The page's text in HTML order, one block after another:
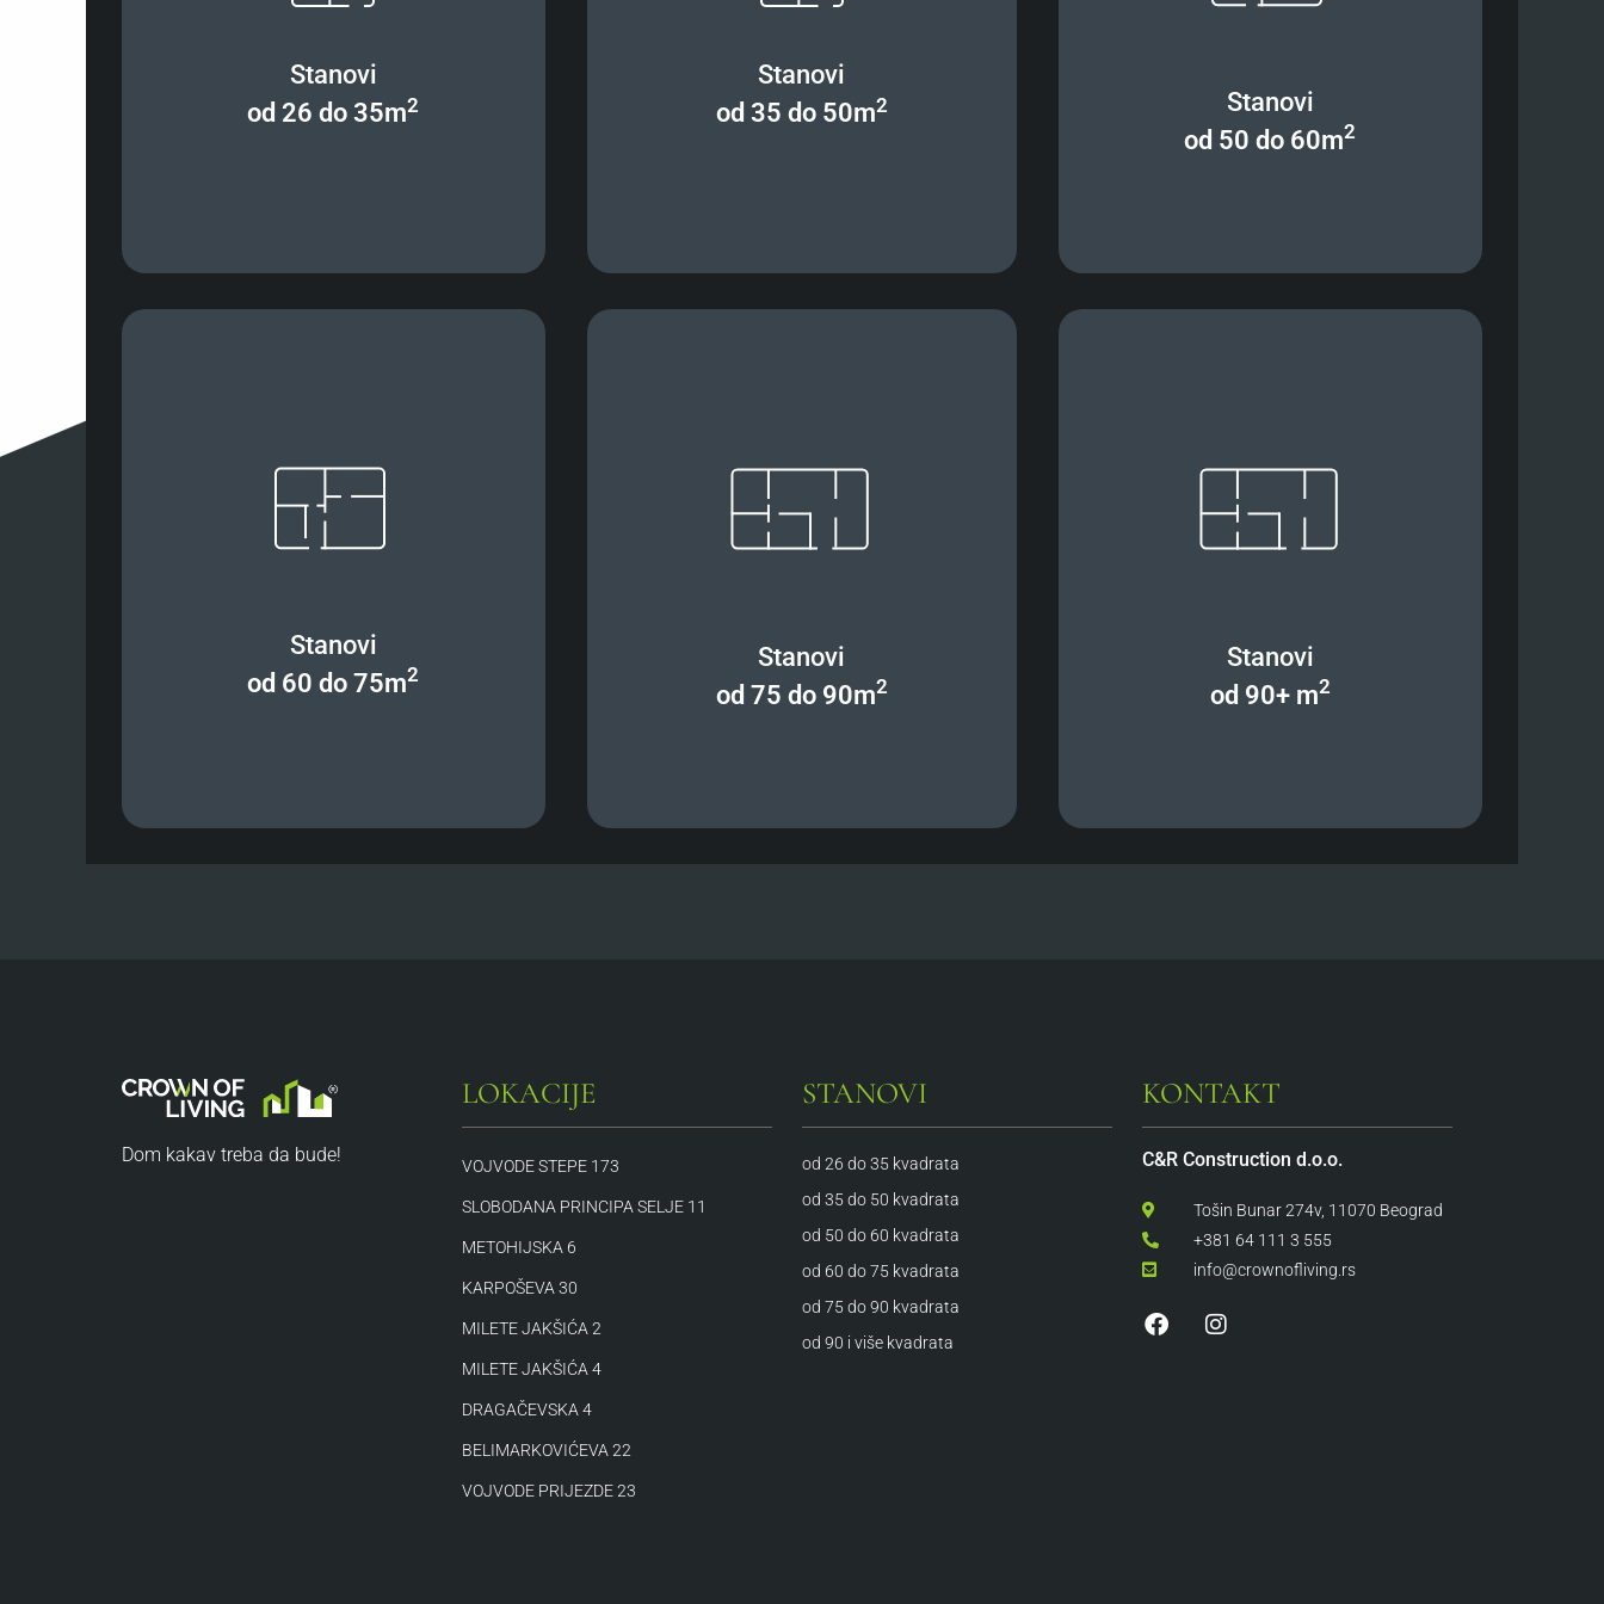
Stanovi
od 26 do 35m2
Stanovi
od 35 do 50m2
Stanovi
od 50 do 60m2
Stanovi
od 60 do 75m2
Stanovi
od 75 do 90m2
Stanovi
od 90+ m2
Dom kakav treba da bude!
LOKACIJE
VOJVODE STEPE 173
SLOBODANA PRINCIPA SELJE 11
METOHIJSKA 6
KARPOŠEVA 30
MILETE JAKŠIĆA 2
MILETE JAKŠIĆA 4
DRAGAČEVSKA 4
BELIMARKOVIĆEVA 22
VOJVODE PRIJEZDE 23
STANOVI
od 26 do 35 kvadrata
od 35 do 50 kvadrata
od 50 do 60 kvadrata
od 60 do 75 kvadrata
od 75 do 90 kvadrata
od 90 i više kvadrata
KONTAKT
C&R Construction d.o.o.
Tošin Bunar 274v, 11070 Beograd
+381 64 111 3 555
info@crownofliving.rs